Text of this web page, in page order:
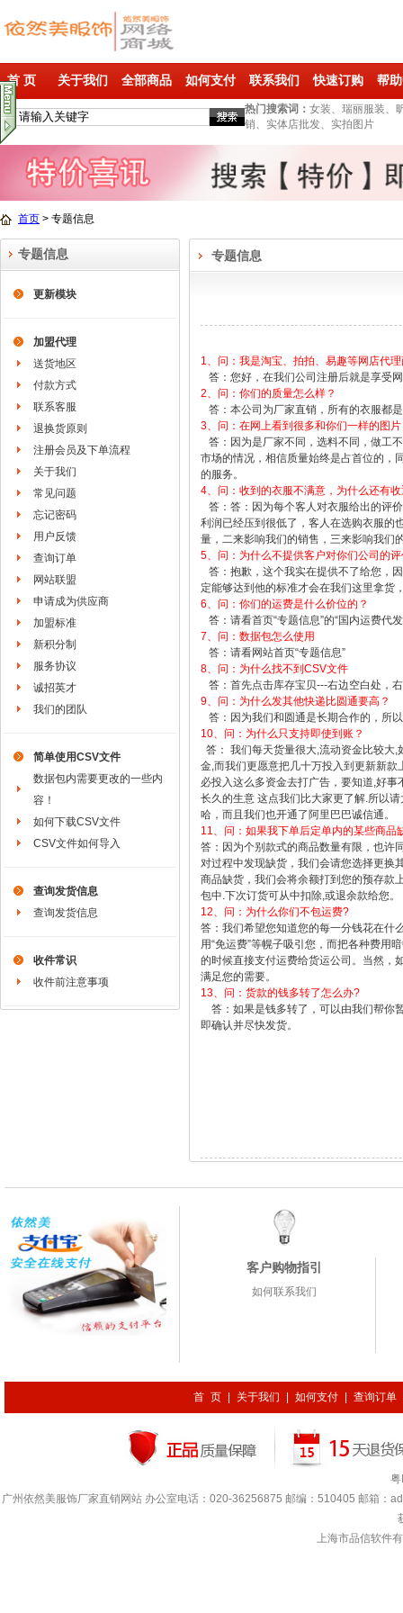
首 页 关于我们 全部商品 如何支付 联系我们 快速订购 帮
热门搜索词： 女装、瑞丽服装、
销、实体店批发、实拍图片
首页 > 专题信息
专题信息
更新模块
加盟代理
送货地区
付款方式
联系客服
退换货原则
注册会员及下单流程
关于我们
常见问题
忘记密码
用户反馈
查询订单
网站联盟
申请成为供应商
加盟标准
新积分制
服务协议
诚招英才
我们的团队
简单使用CSV文件
数据包内需要更改的一些内
容！
如何下载CSV文件
CSV文件如何导入
查询发货信息
查询发货信息
收件常识
收件前注意事项
专题信息
1、问：我是淘宝、拍拍、易趣等网店代
答：您好，在我们公司注册后就是享受
2、问：你们的质量怎么样？
答：本公司为厂家直销，所有的衣服都
3、问：在网上看到很多和你们一样的图
答：因为是厂家不同，选料不同，做工
市场的情况，相信质量始终是占首位的，
的服务。
4、问：收到的衣服不满意，为什么还有
答：答：因为每个客人对衣服给出的评
利润已经压到很低了，客人在选购衣服的
量，二来影响我们的销售，三来影响我们
5、问：为什么不提供客户对你们公司的
答：抱歉，这个我实在提供不了给您，
定能够达到他的标准才会在我们这里拿货
6、问：你们的运费是什么价位的？
答：请看首页“专题信息”的“国内运费
7、问：数据包怎么使用
答：请看网站首页“专题信息”
8、问：为什么找不到CSV文件
答：首先点击库存宝贝---右边空白处，
9、问：为什么发其他快递比圆通要高？
答：因为我们和圆通是长期合作的，所
10、问：为什么只支持即使到账？
答： 我们每天货量很大,流动资金比较大
金,而我们更愿意把几十万投入到更新新
必投入这么多资金去打广告，要知道,好
长久的生意 这点我们比大家更了解.所以
哈，而且我们也开通了阿里巴巴诚信通。
11、问：如果我下单后定单内的某些商品
答：因为个别款式的商品数量有限，也许
对过程中发现缺货，我们会请您选择更换
商品缺货，我们会将余额打到您的预存款
包中.下次订货可从中扣除,或退余款给您
12、问：为什么你们不包运费?
答：我们希望您知道您的每一分钱花在什
用“免运费”等幌子吸引您，而把各种费用
的时候直接支付运费给货运公司。当然，
满足您的需要。
13、问：货款的钱多转了怎么办?
答：如果是钱多转了，可以由我们帮你
即确认并尽快发货。
客户购物指引
如何联系我们
首 页| 关于我们 如何支付| 查询订单
广州依然美服饰厂家直销网站 办公室电话：020-36256875 邮编：510405 邮箱：
上海市品信软件